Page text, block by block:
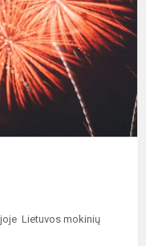
joje Lietuvos mokinių